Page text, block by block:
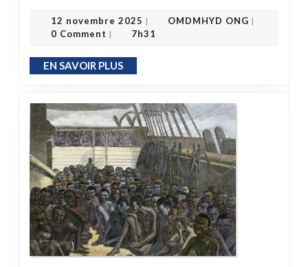
12 novembre 2025 12 novembre 2025
| OMDMHYD ONG |
0 Comment | 7h31
EN SAVOIR PLUSEN SAVOIR PLUS